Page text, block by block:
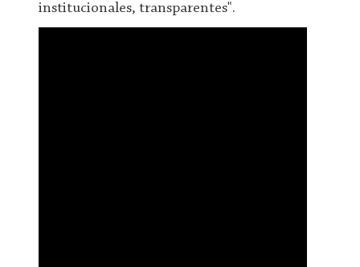
institucionales, transparentes".